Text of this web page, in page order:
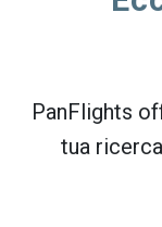
PanFlights
tua